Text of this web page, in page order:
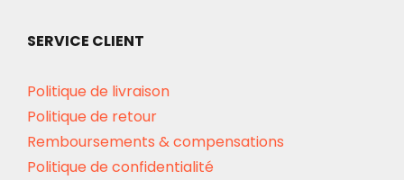
SERVICE CLIENT
Politique de livraison
Politique de retour
Remboursements & compensations
Politique de confidentialité